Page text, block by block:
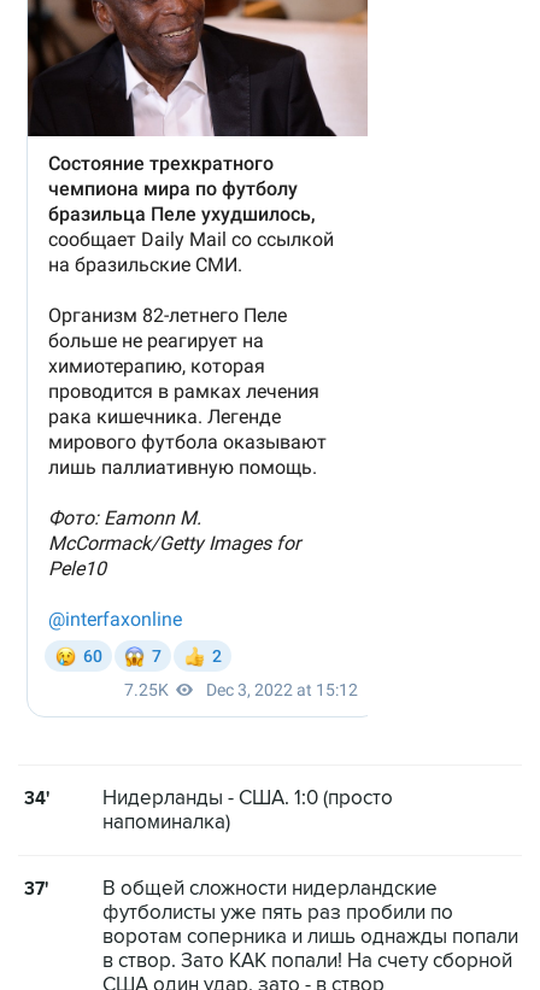
34'
Нидерланды - США. 1:0 (просто
напоминалка)
37'
В общей сложности нидерландские
футболисты уже пять раз пробили по
воротам соперника и лишь однажды попали
в створ. Зато КАК попали! На счету сборной
США один удар, зато - в створ